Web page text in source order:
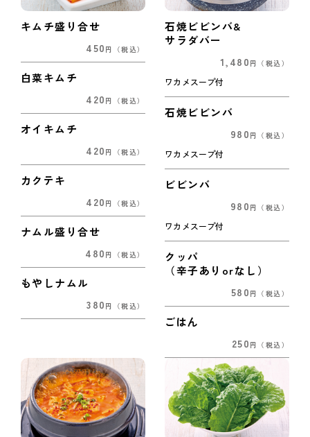
キムチ盛り合せ
450 円 （税込）
白菜キムチ
420 円 （税込）
オイキムチ
420 円 （税込）
カクテキ
420 円 （税込）
ナムル盛り合せ
480 円 （税込）
もやしナムル
380 円 （税込）
石焼ビビンバ&
サラダバー
1,480 円 （税込）
ワカメスープ付
石焼ビビンバ
980 円 （税込）
ワカメスープ付
ビビンバ
980 円 （税込）
ワカメスープ付
クッパ
（辛子ありorなし）
580 円 （税込）
ごはん
250 円 （税込）